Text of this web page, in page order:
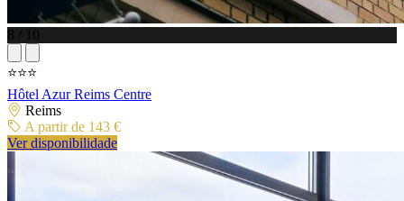
8 / 10
⭐⭐⭐
Hôtel Azur Reims Centre
Reims
A partir de 143 €
Ver disponibilidade